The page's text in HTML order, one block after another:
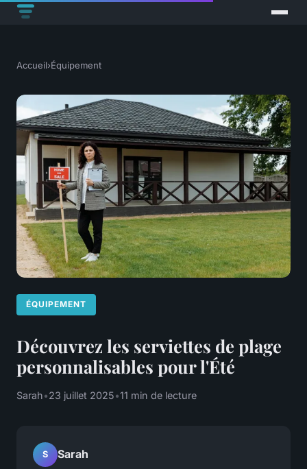
Accueil›Équipement
ÉQUIPEMENT
Découvrez les serviettes de plage
personnalisables pour l'Été
Sarah•23 juillet 2025•11 min de lecture
S Sarah